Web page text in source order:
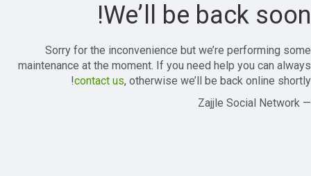
We’ll be back soon!
Sorry for the inconvenience but we’re performing some
maintenance at the moment. If you need help you can always
contact us, otherwise we’ll be back online shortly!
— Zajjle Social Network